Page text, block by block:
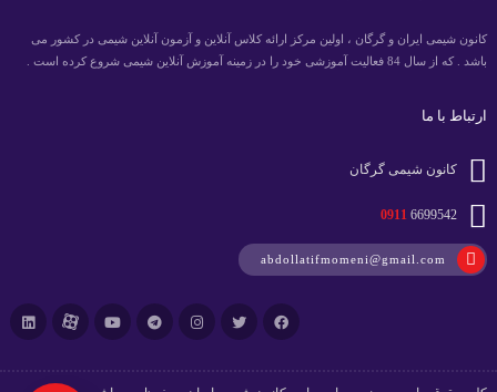
کانون شیمی ایران و گرگان ، اولین مرکز ارائه کلاس آنلاین و آزمون آنلاین شیمی در کشور می
باشد . که از سال 84 فعالیت آموزشی خود را در زمینه آموزش آنلاین شیمی شروع کرده است .
ارتباط با ما
کانون شیمی گرگان
0911 6699542
abdollatifmomeni@gmail.com